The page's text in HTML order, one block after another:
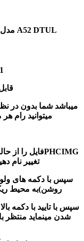
فایل فلش رسمی HTC Desire 826 مدل A52 DTUL
میتوانید رام
تغییر نام
سپس با دکمه های
روشن)به محیط
سپس با تایید با دکمه
شدن مینماید منتظر